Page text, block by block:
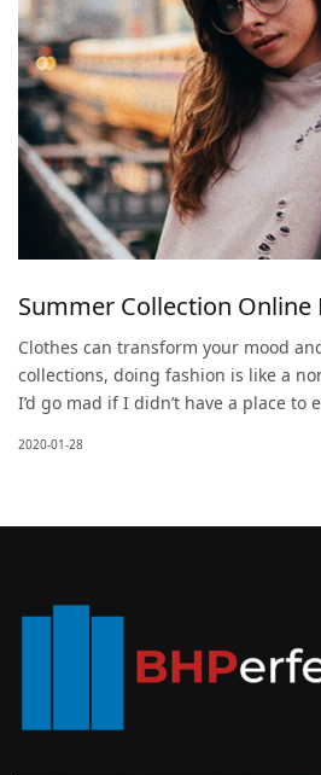
Summer Collection Online
Clothes can transform your mood
collections, doing fashion is like a
I’d go mad if I didn’t have a place to
2020-01-28